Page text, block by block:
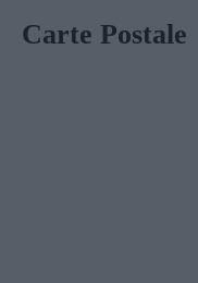
Carte Postale